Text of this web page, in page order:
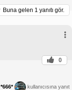
Buna gelen 1 yanıtı gör.
0
*666* kullanıcısına yanıt